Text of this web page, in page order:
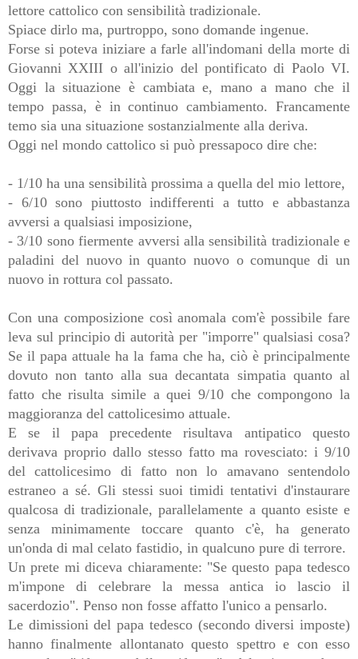
lettore cattolico con sensibilità tradizionale.
Spiace dirlo ma, purtroppo, sono domande ingenue.
Forse si poteva iniziare a farle all'indomani della morte di
Giovanni XXIII o all'inizio del pontificato di Paolo VI.
Oggi la situazione è cambiata e, mano a mano che il
tempo passa, è in continuo cambiamento. Francamente
temo sia una situazione sostanzialmente alla deriva.
Oggi nel mondo cattolico si può pressapoco dire che:
- 1/10 ha una sensibilità prossima a quella del mio lettore,
- 6/10 sono piuttosto indifferenti a tutto e abbastanza
avversi a qualsiasi imposizione,
- 3/10 sono fiermente avversi alla sensibilità tradizionale e
paladini del nuovo in quanto nuovo o comunque di un
nuovo in rottura col passato.
Con una composizione così anomala com'è possibile fare
leva sul principio di autorità per "imporre" qualsiasi cosa?
Se il papa attuale ha la fama che ha, ciò è principalmente
dovuto non tanto alla sua decantata simpatia quanto al
fatto che risulta simile a quei 9/10 che compongono la
maggioranza del cattolicesimo attuale.
E se il papa precedente risultava antipatico questo
derivava proprio dallo stesso fatto ma rovesciato: i 9/10
del cattolicesimo di fatto non lo amavano sentendolo
estraneo a sé. Gli stessi suoi timidi tentativi d'instaurare
qualcosa di tradizionale, parallelamente a quanto esiste e
senza minimamente toccare quanto c'è, ha generato
un'onda di mal celato fastidio, in qualcuno pure di terrore.
Un prete mi diceva chiaramente: "Se questo papa tedesco
m'impone di celebrare la messa antica io lascio il
sacerdozio". Penso non fosse affatto l'unico a pensarlo.
Le dimissioni del papa tedesco (secondo diversi imposte)
hanno finalmente allontanato questo spettro e con esso